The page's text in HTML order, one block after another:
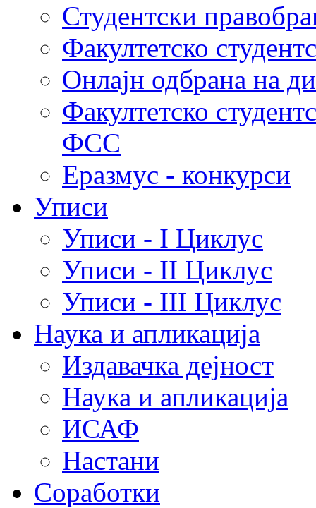
Студентски
Факултетско
Онлајн одбрана на
Факултетско
ФСС
Еразмус - конкурси
Уписи
Уписи - I Циклус
Уписи - II Циклус
Уписи - III Циклус
Наука и апликација
Издавачка дејност
Наука и апликација
ИСАФ
Настани
Соработки